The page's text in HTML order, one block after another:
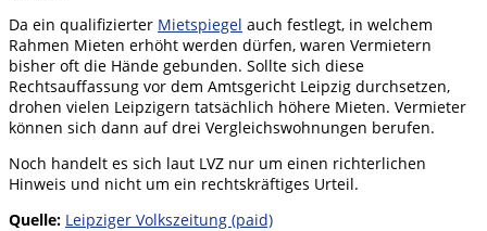
Da ein qualifizierter Mietspiegel auch festlegt, in welchem
Rahmen Mieten erhöht werden dürfen, waren Vermietern
bisher oft die Hände gebunden. Sollte sich diese
Rechtsauffassung vor dem Amtsgericht Leipzig durchsetzen,
drohen vielen Leipzigern tatsächlich höhere Mieten. Vermieter
können sich dann auf drei Vergleichswohnungen berufen.
Noch handelt es sich laut LVZ nur um einen richterlichen
Hinweis und nicht um ein rechtskräftiges Urteil.
Quelle: Leipziger Volkszeitung (paid)